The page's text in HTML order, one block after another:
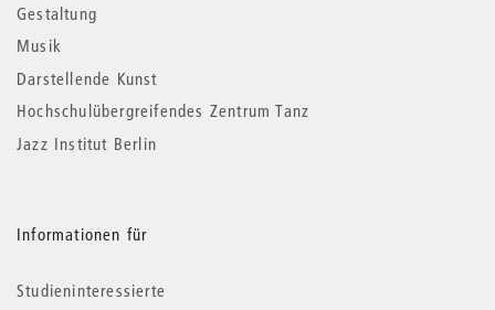
Gestaltung
Musik
Darstellende Kunst
Hochschulübergreifendes Zentrum Tanz
Jazz Institut Berlin
Informationen für
Studieninteressierte